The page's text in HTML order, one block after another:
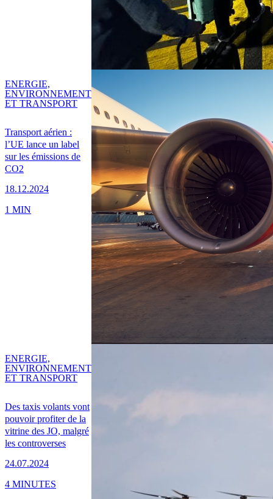
Transport aérien :
l’UE lance un label
sur les émissions de
CO2
18.12.2024
ENERGIE,
ENVIRONNEMENT
ET TRANSPORT
1 MIN
Des taxis volants vont
pouvoir profiter de la
vitrine des JO, malgré
les controverses
24.07.2024
ENERGIE,
ENVIRONNEMENT
ET TRANSPORT
4 MINUTES